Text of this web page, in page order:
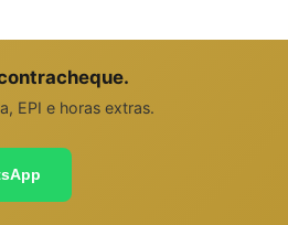
EPI e horas extras.